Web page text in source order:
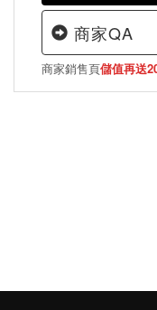
商家QA
商家銷售頁儲值再送